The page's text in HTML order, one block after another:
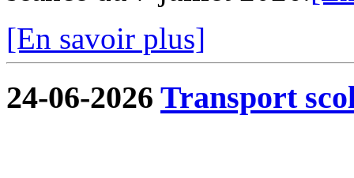
[En savoir plus]
24-06-2026 Transport